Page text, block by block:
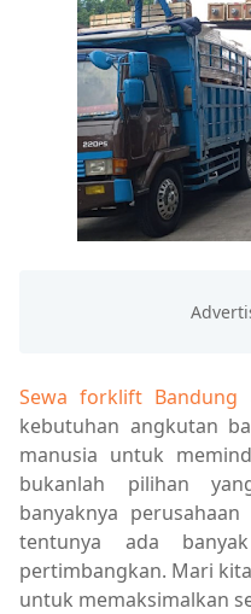
Sewa forklift Bandung
kebutuhan angkutan
manusia untuk
bukanlah pilihan
banyaknya
tentunya ada
pertimbangkan. Mari
untuk memaksimalkan